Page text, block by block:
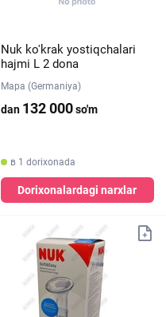
Nuk ko'krak yostiqchalari
hajmi L 2 dona
Mapa (Germaniya)
dan 132 000so'm
в 1 dorixonada
Dorixonalardagi narxlar